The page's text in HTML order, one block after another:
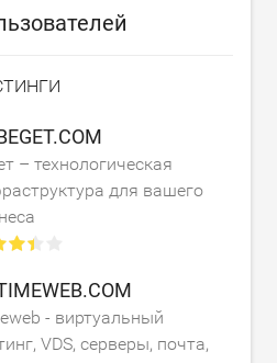
– технологическая
для вашего
- виртуальный
VDS, серверы, почта,